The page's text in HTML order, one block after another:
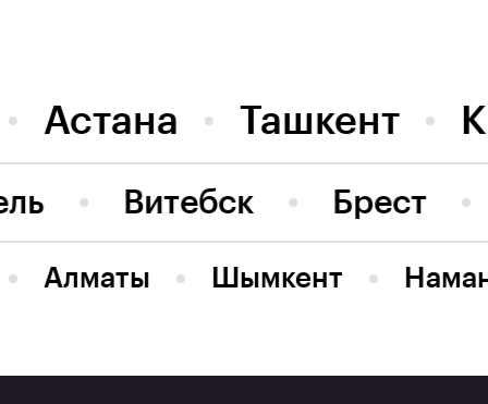
Астана Ташкент
Брест
Витебск
Алматы Шымкент